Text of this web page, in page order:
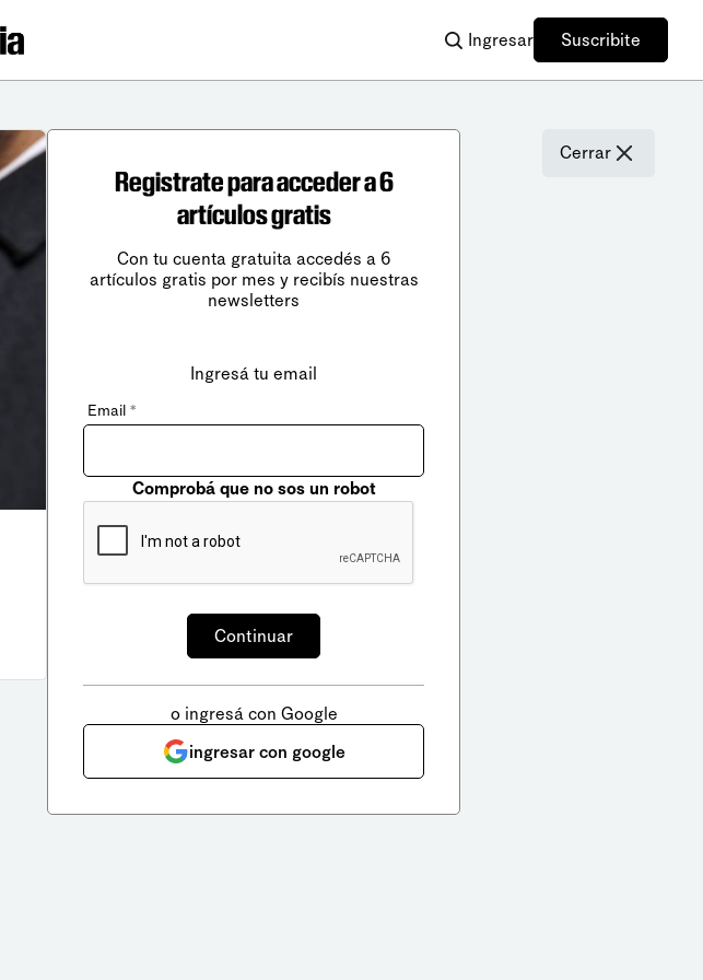
Ingresar Suscribite
Cerrar
Registrate para acceder a 6
artículos gratis
Con tu cuenta gratuita accedés a 6
artículos gratis por mes y recibís nuestras
newsletters
Ingresá tu email
Email *
Comprobá que no sos un robot
o ingresá con Google
ingresar con google